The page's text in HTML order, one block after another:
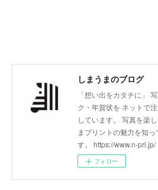
しまうまのブログ
「想い出をカタチに」
ク・年賀状を ネットで
しています。 写真を楽
まプリントの魅力を知
す。 https://www.n-pri.jp/
フォロー